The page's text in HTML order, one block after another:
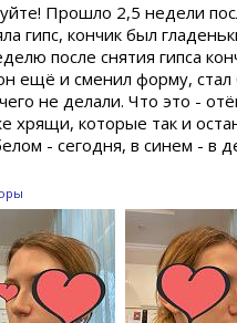
Прошло 2,5 недели
гипс, кончик был
после снятия гипса
ещё и сменил форму, стал
не делали. Что это -
хрящи, которые так и
- сегодня, в синем - в